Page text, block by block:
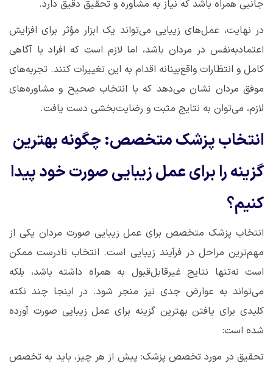
جانبی همراه باشد که نیاز به مشاوره و تحقیق دقیق دارد.
در نهایت، عمل‌های زیبایی می‌تواند یک ابزار مؤثر برای افزایش
اعتمادبه‌نفس در مردان باشد، اما لازم است که افراد با آگاهی
کامل و انتظارات واقع‌بینانه اقدام به این تغییرات کنند. تجربه‌های
موفق مردان نشان می‌دهد که با انتخاب صحیح و مشاوره‌های
لازم، می‌توان به نتایج مثبت و رضایت‌بخشی دست یافت.
انتخاب پزشک متخصص: چگونه بهترین
گزینه را برای عمل زیبایی صورت خود پیدا
کنیم؟
انتخاب پزشک متخصص برای عمل زیبایی صورت مردان یکی از
مهم‌ترین مراحل در فرآیند زیبایی است. انتخاب نادرست ممکن
است نه‌تنها نتایج غیرقابل‌قبول به همراه داشته باشد، بلکه
می‌تواند به عوارض جدی نیز منجر شود. در اینجا چند نکته
کلیدی برای یافتن بهترین گزینه برای عمل زیبایی صورت آورده
شده است:
تحقیق در مورد تخصص پزشک: پیش از هر چیز، باید به تخصص